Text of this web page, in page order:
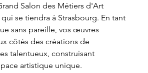
Salon des Métiers d'Art
se tiendra à Strasbourg. En tant
sans pareille, vos œuvres
côtés des créations de
talentueux, construisant
artistique unique.